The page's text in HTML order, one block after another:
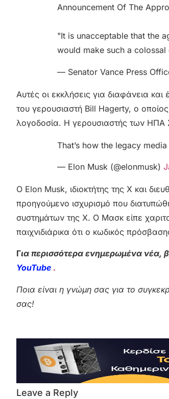
Announcement Of The
"It is unacceptable that the
would make such a colossal
— Senator Vance Press
Αυτές οι εκκλήσεις για διαφάνεια
του γερουσιαστή Bill Hagerty, ο
λογοδοσία. Η γερουσιαστής των ΗΠΑ
That’s how the legacy
— Elon Musk (@elonmusk)
Ο Elon Musk, ιδιοκτήτης της X και
προηγούμενο ισχυρισμό που
συστημάτων της X. Ο Μασκ είπε
παιχνιδιάρικα ότι ο κωδικός
Για περισσότερα ενημερωμένα νέα,
YouTube .
Ποια είναι η γνώμη σας για το
σας!
Leave a Reply